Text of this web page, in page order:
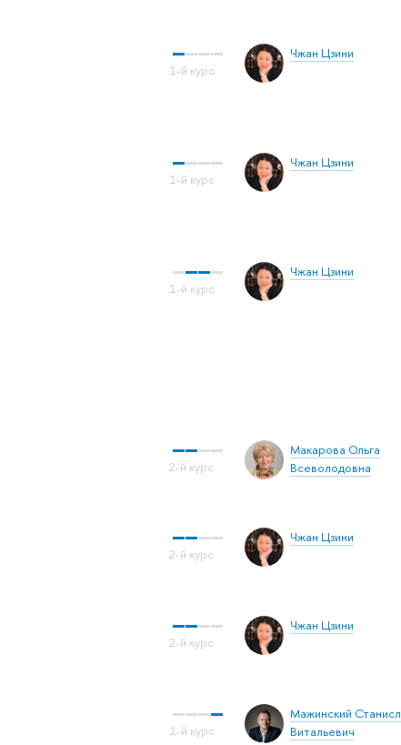
Чжан Цзини
Чжан Цзини
Чжан Цзини
Макарова Ольга
Всеволодовна
Чжан Цзини
Чжан Цзини
Мажинский
Витальевич